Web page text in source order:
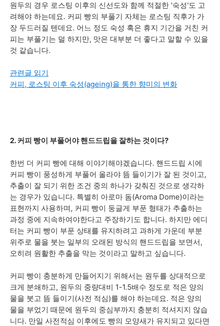
원두의 경우 로스팅 이후의 신선도와 함께 적절한 '숙성'도 고
려해야 하는데요. 커피 빵의 부풀기 자체는 로스팅 직후가 가
장 두드러질 텐데요. 어느 정도 숙성 혹은 휴지 기간을 거친 커
피는 부풀기는 덜 하지만, 맛은 대부분 더 좋다고 말할 수 있을
것 같습니다.
관련글 읽기
커피, 로스팅 이후 숙성(ageing)을 통한 향미의 변화
2. 커피 빵이 부풀어야 핸드드립을 잘하는 것이다?
한번 더 커피 빵에 대해 이야기해야겠습니다. 핸드드립 시에
커피 빵이 풍성하게 부풀어 올라야 뜸 들이기가 잘 된 것이고,
추출이 잘 되기 위한 조건 중의 하나가 갖춰진 것으로 생각하
는 경우가 있습니다. 특별히 아로마 돔(Aroma Dome)이라는
표현까지 사용하며, 커피 빵이 둥글게 부푼 형태가 추출하는
과정 중에 지속하여야한다고 주장하기도 합니다. 하지만 에디
터는 커피 빵이 부푼 상태를 유지하려고 과하게 가운데 부분
위주로 물을 붓는 일부의 오래된 방식의 핸드드립을 보면서,
오히려 원활한 추출을 막는 것이라고 말하고 싶습니다.
커피 빵이 충분하게 만들어지기 위해서는 원두를 상대적으로
크게 분쇄하고, 원두의 중량대비 1-1.5배수 정도로 적은 양의
물을 붓고 뜸 들이기(사전 적심)를 해야 하는데요. 적은 양의
물을 부었기 때문에 원두의 중심부까지 충분히 적셔지지 않습
니다. 만일 사전적심 이후에도 빵의 모양새가 유지되고 있다면